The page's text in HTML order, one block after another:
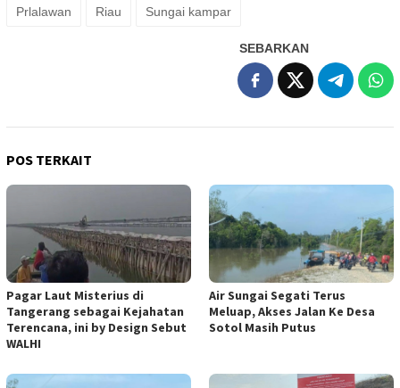
Prlalawan Riau Sungai kampar
SEBARKAN
POS TERKAIT
Pagar Laut Misterius di
Tangerang sebagai Kejahatan
Terencana, ini by Design Sebut
WALHI
Air Sungai Segati Terus
Meluap, Akses Jalan Ke Desa
Sotol Masih Putus